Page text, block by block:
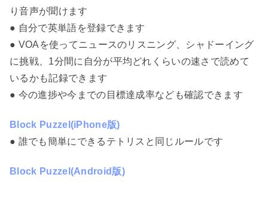
り音声が聞けます
● 自分で英単語を登録できます
● VOAを使ってニュースのリスニング、シャドーイング
に挑戦、1分間に自分が平均どれくらいの速さで読めて
いるかも記録できます
● 今の進捗や今までの目標達成率なども確認できます
Block Puzzel(iPhone版)
● 誰でも簡単にできるテトリスと同じルールです
Block Puzzel(Android版)